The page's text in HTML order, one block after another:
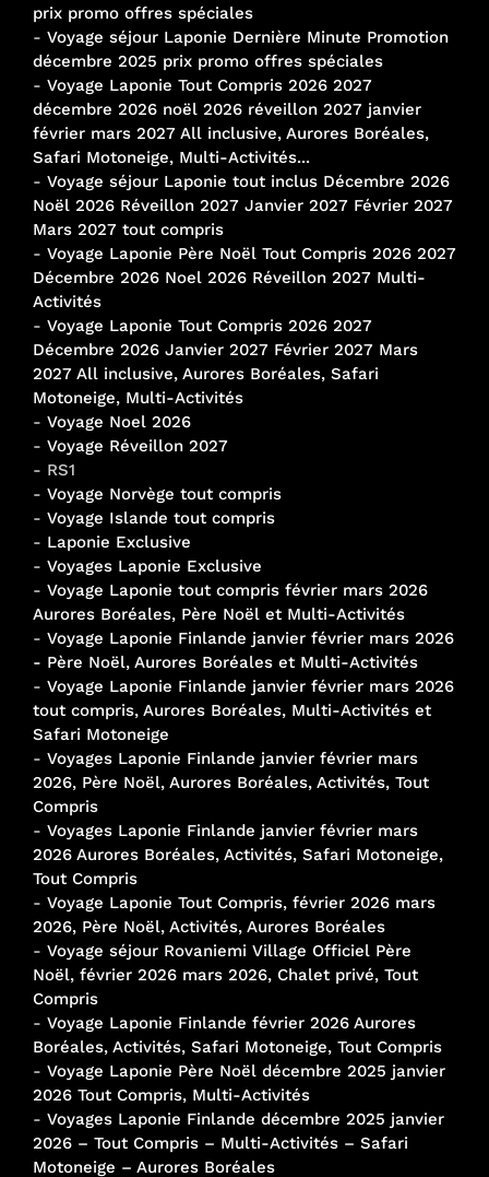
prix promo offres spéciales
- Voyage séjour Laponie Dernière Minute Promotion
décembre 2025 prix promo offres spéciales
- Voyage Laponie Tout Compris 2026 2027
décembre 2026 noël 2026 réveillon 2027 janvier
février mars 2027 All inclusive, Aurores Boréales,
Safari Motoneige, Multi-Activités...
- Voyage séjour Laponie tout inclus Décembre 2026
Noël 2026 Réveillon 2027 Janvier 2027 Février 2027
Mars 2027 tout compris
- Voyage Laponie Père Noël Tout Compris 2026 2027
Décembre 2026 Noel 2026 Réveillon 2027 Multi-
Activités
- Voyage Laponie Tout Compris 2026 2027
Décembre 2026 Janvier 2027 Février 2027 Mars
2027 All inclusive, Aurores Boréales, Safari
Motoneige, Multi-Activités
- Voyage Noel 2026
- Voyage Réveillon 2027
- RS1
- Voyage Norvège tout compris
- Voyage Islande tout compris
- Laponie Exclusive
- Voyages Laponie Exclusive
- Voyage Laponie tout compris février mars 2026
Aurores Boréales, Père Noël et Multi-Activités
- Voyage Laponie Finlande janvier février mars 2026
- Père Noël, Aurores Boréales et Multi-Activités
- Voyage Laponie Finlande janvier février mars 2026
tout compris, Aurores Boréales, Multi-Activités et
Safari Motoneige
- Voyages Laponie Finlande janvier février mars
2026, Père Noël, Aurores Boréales, Activités, Tout
Compris
- Voyages Laponie Finlande janvier février mars
2026 Aurores Boréales, Activités, Safari Motoneige,
Tout Compris
- Voyage Laponie Tout Compris, février 2026 mars
2026, Père Noël, Activités, Aurores Boréales
- Voyage séjour Rovaniemi Village Officiel Père
Noël, février 2026 mars 2026, Chalet privé, Tout
Compris
- Voyage Laponie Finlande février 2026 Aurores
Boréales, Activités, Safari Motoneige, Tout Compris
- Voyage Laponie Père Noël décembre 2025 janvier
2026 Tout Compris, Multi-Activités
- Voyages Laponie Finlande décembre 2025 janvier
2026 – Tout Compris – Multi-Activités – Safari
Motoneige – Aurores Boréales